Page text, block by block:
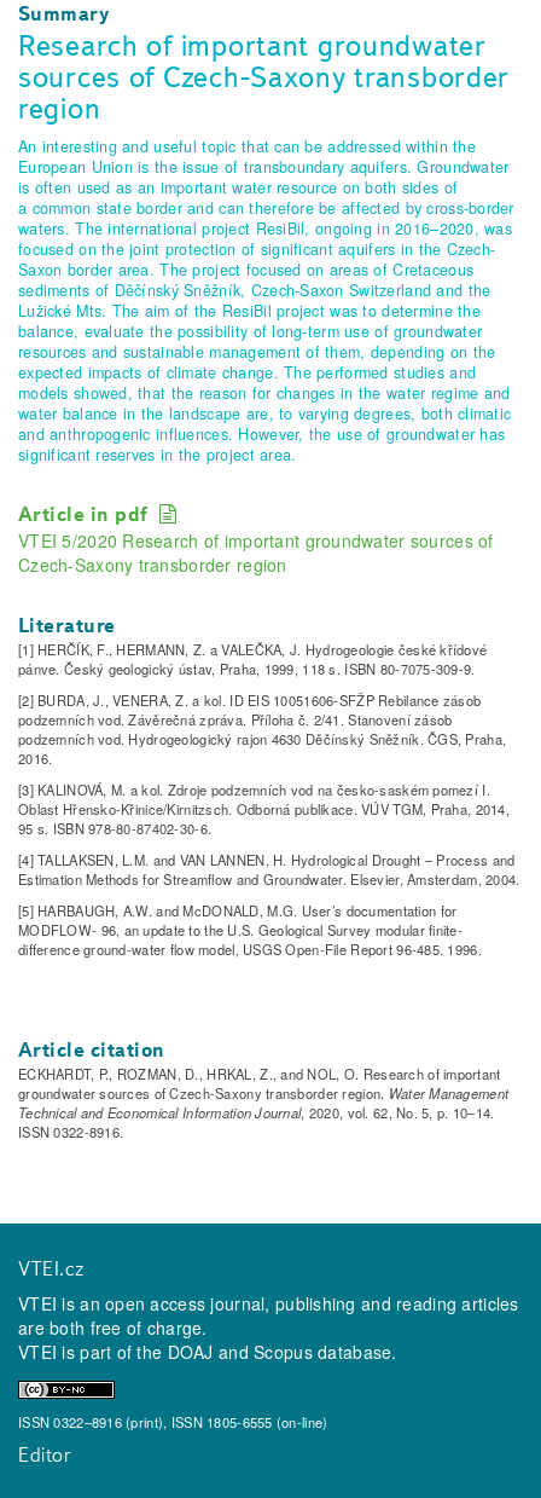
Summary
Research of important groundwater
sources of Czech-Saxony transborder
region
An interesting and useful topic that can be addressed within the
European Union is the issue of transboundary aquifers. Groundwater
is often used as an important water resource on both sides of
a common state border and can therefore be affected by cross-border
waters. The international project ResiBil, ongoing in 2016–2020, was
focused on the joint protection of significant aquifers in the Czech-
Saxon border area. The project focused on areas of Cretaceous
sediments of Děčínský Sněžník, Czech-Saxon Switzerland and the
Lužické Mts. The aim of the ResiBil project was to determine the
balance, evaluate the possibility of long-term use of groundwater
resources and sustainable management of them, depending on the
expected impacts of climate change. The performed studies and
models showed, that the reason for changes in the water regime and
water balance in the landscape are, to varying degrees, both climatic
and anthropogenic influences. However, the use of groundwater has
significant reserves in the project area.
Article in pdf
VTEI 5/2020 Research of important groundwater sources of
Czech-Saxony transborder region
Literature
[1] HERČÍK, F., HERMANN, Z. a VALEČKA, J. Hydrogeologie české křídové
pánve. Český geologický ústav, Praha, 1999, 118 s. ISBN 80-7075-309-9.
[2] BURDA, J., VENERA, Z. a kol. ID EIS 10051606-SFŽP Rebilance zásob
podzemních vod. Závěrečná zpráva. Příloha č. 2/41. Stanovení zásob
podzemních vod. Hydrogeologický rajon 4630 Děčínský Sněžník. ČGS, Praha,
2016.
[3] KALINOVÁ, M. a kol. Zdroje podzemních vod na česko-saském pomezí I.
Oblast Hřensko-Křinice/Kirnitzsch. Odborná publikace. VÚV TGM, Praha, 2014,
95 s. ISBN 978-80-87402-30-6.
[4] TALLAKSEN, L.M. and VAN LANNEN, H. Hydrological Drought – Process and
Estimation Methods for Streamflow and Groundwater. Elsevier, Amsterdam, 2004.
[5] HARBAUGH, A.W. and McDONALD, M.G. User’s documentation for
MODFLOW- 96, an update to the U.S. Geological Survey modular finite-
difference ground-water flow model, USGS Open-File Report 96-485. 1996.
Article citation
ECKHARDT, P., ROZMAN, D., HRKAL, Z., and NOL, O. Research of important
groundwater sources of Czech-Saxony transborder region. Water Management
Technical and Economical Information Journal, 2020, vol. 62, No. 5, p. 10–14.
ISSN 0322-8916.
VTEI.cz
VTEI is an open access journal, publishing and reading articles
are both free of charge.
VTEI is part of the DOAJ andScopusdatabase.
ISSN 0322–8916 (print), ISSN 1805-6555 (on-line)
Editor